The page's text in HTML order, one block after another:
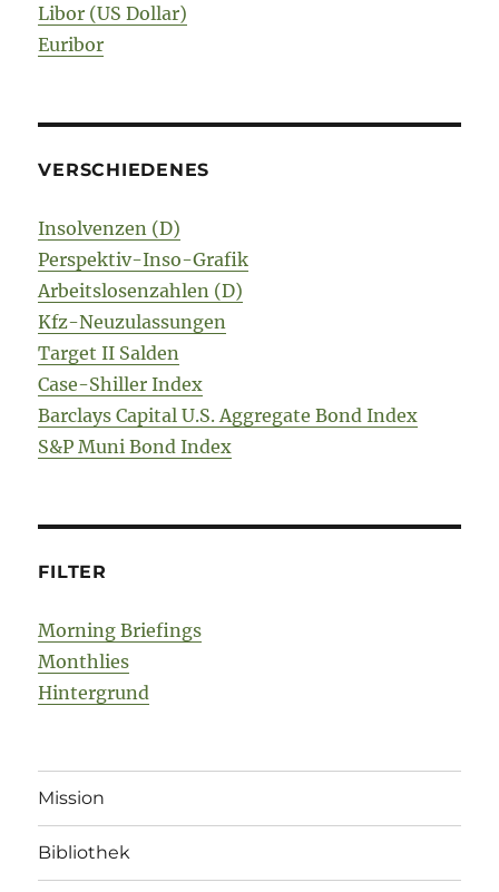
Libor (US Dollar)
Euribor
VERSCHIEDENES
Insolvenzen (D)
Perspektiv-Inso-Grafik
Arbeitslosenzahlen (D)
Kfz-Neuzulassungen
Target II Salden
Case-Shiller Index
Barclays Capital U.S. Aggregate Bond Index
S&P Muni Bond Index
FILTER
Morning Briefings
Monthlies
Hintergrund
Mission
Bibliothek